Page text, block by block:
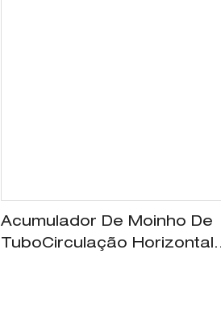
Acumulador De Moinho De
Tubo​​Circulação Horizontal